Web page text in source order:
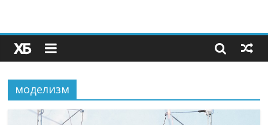
Секрет супергидратации: почему кокосовая вода с
пребиотиками становится главным трендом
здорового питания
моделизм